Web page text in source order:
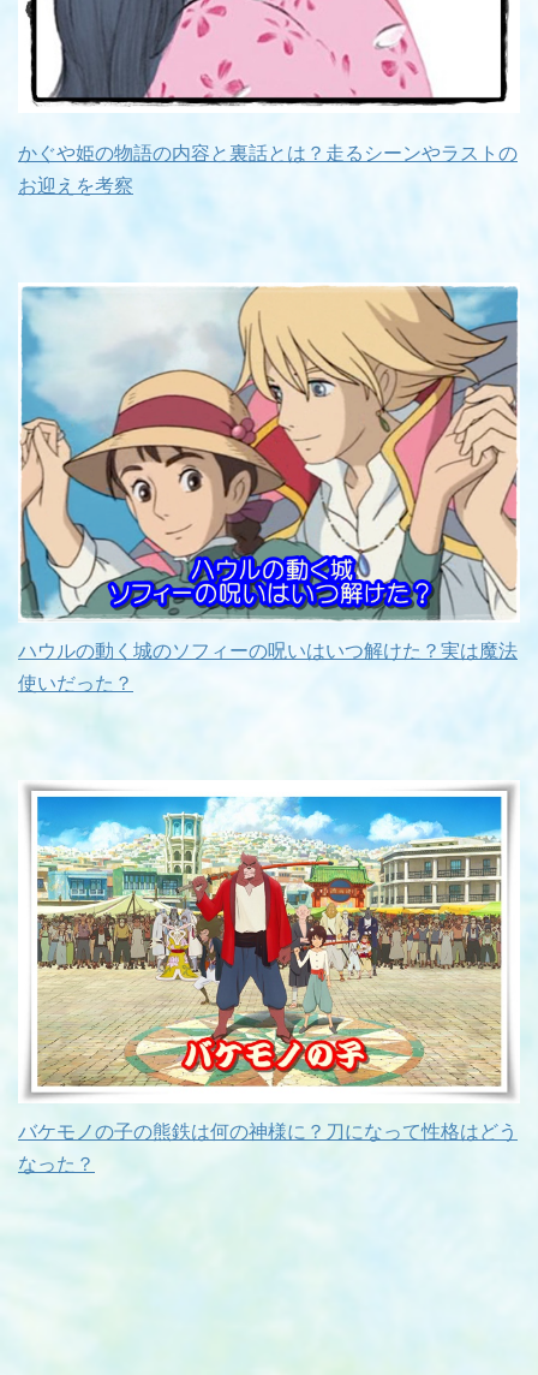
かぐや姫の物語の内容と裏話とは？走るシーンやラストの
お迎えを考察
ハウルの動く城のソフィーの呪いはいつ解けた？実は魔法
使いだった？
バケモノの子の熊鉄は何の神様に？刀になって性格はどう
なった？